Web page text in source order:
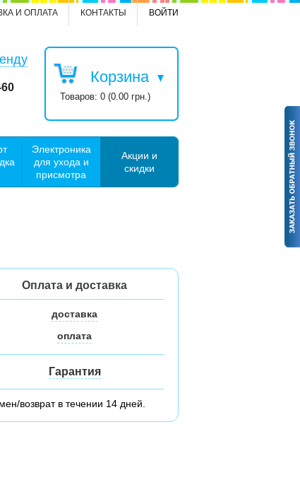
ВОЙТИ
КОНТАКТЫ
И ОПЛАТА
Корзина
Товаров: 0 (0.00 грн.)
Электроника
для ухода и
присмотра
Акции и
скидки
Оплата и доставка
доставка
оплата
Гарантия
возврат в течении 14 дней.